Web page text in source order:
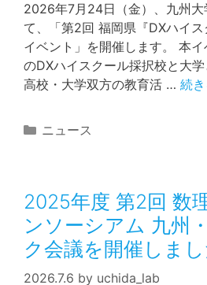
2026年7月24日（金）、九州大
て、「第2回 福岡県『DXハイ
イベント」を開催します。 本
のDXハイスクール採択校と大学
高校・大学双方の教育活 … 続
カ
ー
ニュース
2025年度 第2回 数
ンソーシアム 九州
ク会議を開催しまし
2026.7.6 by uchida_lab